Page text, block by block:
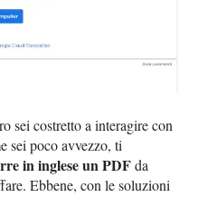
sei costretto a interagire con
sei poco avvezzo, ti
in inglese un PDFda
Ebbene, con le soluzioni